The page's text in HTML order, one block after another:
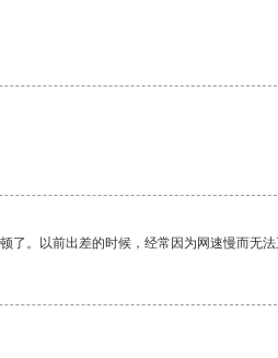
。以前出差的时候，经常因为网速慢而无